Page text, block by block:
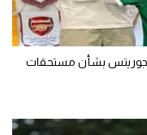
بشأن مستحقات